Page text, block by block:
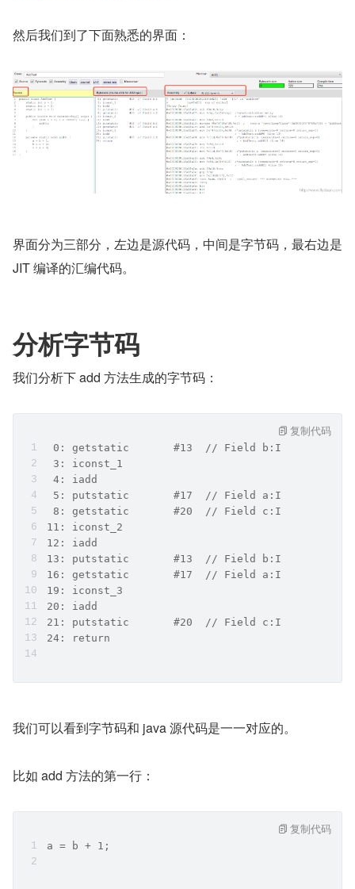
然后我们到了下面熟悉的界面：
界面分为三部分，左边是源代码，中间是字节码，最右边是
JIT 编译的汇编代码。
分析字节码
我们分析下 add 方法生成的字节码：
0: getstatic       #13  // Field b:I
3: iconst_1
4: iadd
5: putstatic       #17  // Field a:I
8: getstatic       #20  // Field c:I
11: iconst_2
12: iadd
13: putstatic       #13  // Field b:I
16: getstatic       #17  // Field a:I
19: iconst_3
20: iadd
21: putstatic       #20  // Field c:I
24: return
复制代码
我们可以看到字节码和 java 源代码是一一对应的。
比如 add 方法的第一行：
a = b + 1;
复制代码